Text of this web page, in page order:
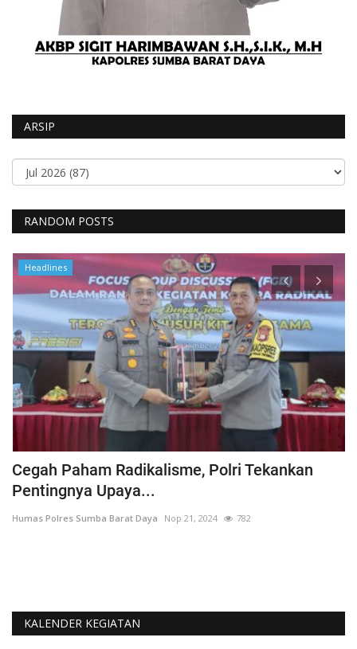
ARSIP
RANDOM POSTS
Headlines
Cegah Paham Radikalisme, Polri Tekankan
Pentingnya Upaya...
Humas Polres Sumba Barat Daya Nop 21, 2024 782
KALENDER KEGIATAN